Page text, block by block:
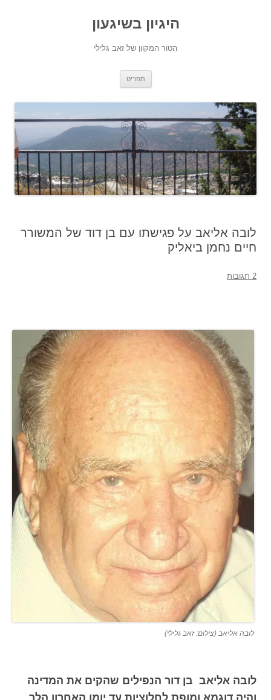
היגיון בשיגעון
הטור המקוון של זאב גלילי
תפריט
לובה אליאב על פגישתו עם בן דוד של המשורר
חיים נחמן ביאליק
2 תגובות
לובה אליאב (צילום: זאב גלילי)
לובה אליאב בן דור הנפילים שהקים את המדינה
והיה דוגמא ומופת לחלוציות עד יומו האחרון הלך